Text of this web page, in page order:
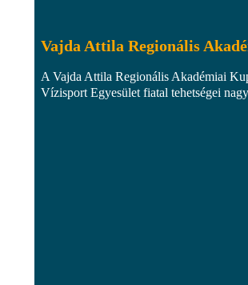
Vajda Attila Regionális
A Vajda Attila Regionális Akadémiai
Vízisport Egyesület fiatal tehetségei